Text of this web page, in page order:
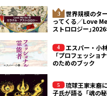
世界規模のタ
ってくる／Love
ストロロジー｣
エスパー・小
「プロフェッショ
のためのブック
琉球王家末裔
子氏が語る「魂の秘